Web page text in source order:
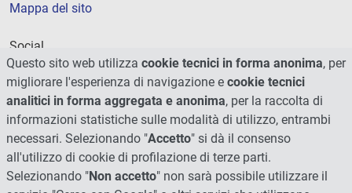
Mappa del sito
Social
Questo sito web utilizza cookie tecnici in forma anonima, per
migliorare l'esperienza di navigazione e cookie tecnici
analitici in forma aggregata e anonima, per la raccolta di
informazioni statistiche sulle modalità di utilizzo, entrambi
necessari. Selezionando "Accetto" si dà il consenso
all'utilizzo di cookie di profilazione di terze parti.
Selezionando "Non accetto" non sarà possibile utilizzare il